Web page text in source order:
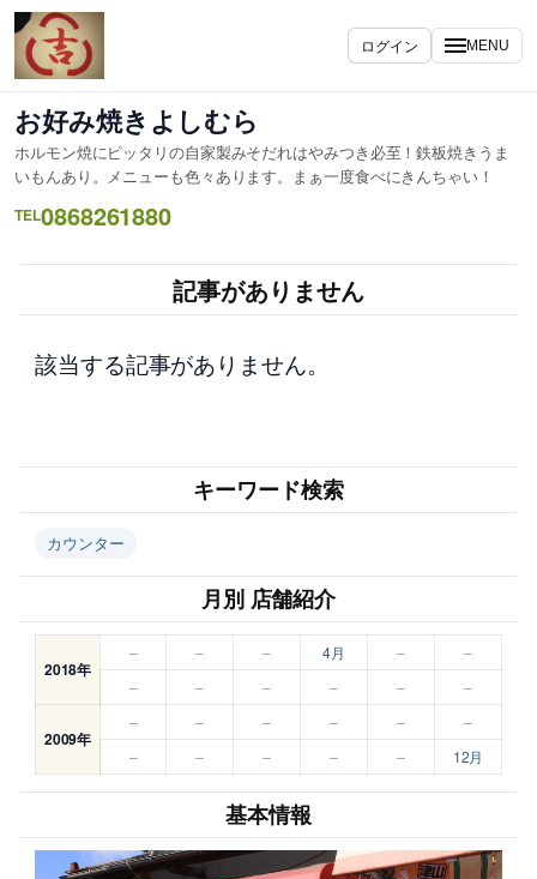
内
容
を
キ
ッ
プ
ログイン MENU
お好み焼きよしむら
ホルモン焼にピッタリの自家製みそだれはやみつき必至！鉄板焼きうま
いもんあり。メニューも色々あります。まぁ一度食べにきんちゃい！
TEL0868261880
記事がありません
該当する記事がありません。
キーワード検索
カウンター
月別 店舗紹介
2018年
– – – 4月 –
–
–
– – – – –
2009年
– – – – –
–
–
– – – – 12月
基本情報